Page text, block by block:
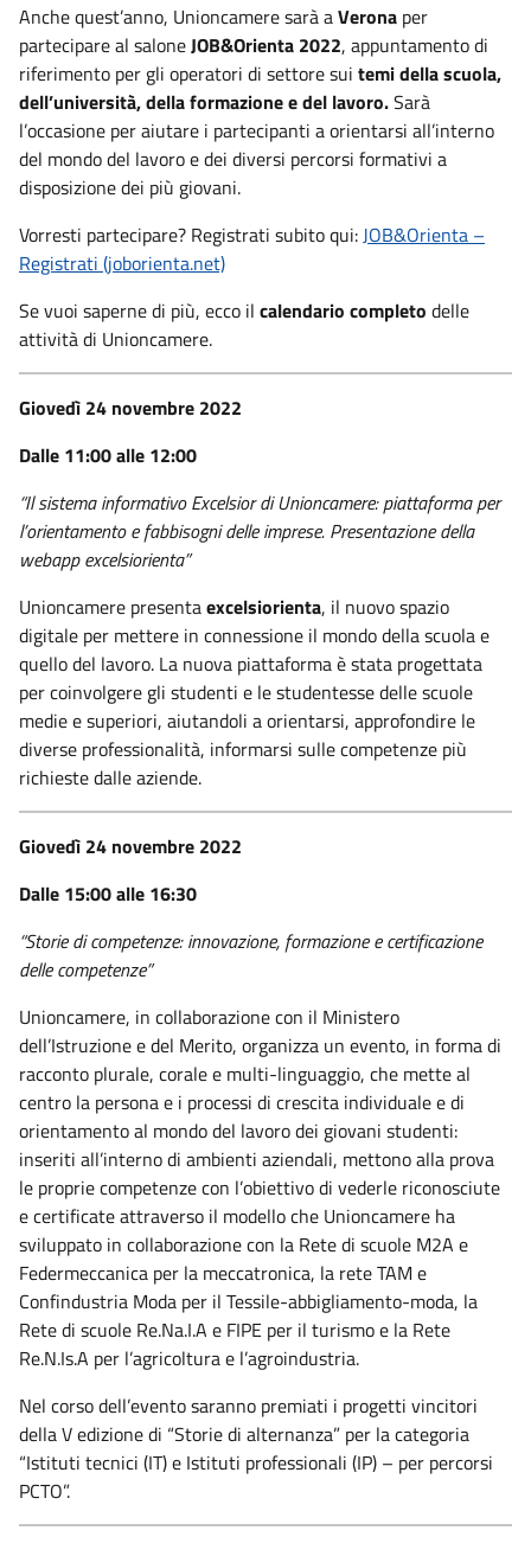
Anche quest’anno, Unioncamere sarà aVerona per
partecipare al saloneJOB&Orienta 2022, appuntamento di
riferimento per gli operatori di settore sui temi della scuola,
dell’università, della formazione e del lavoro.Sarà
l’occasione per aiutare i partecipanti a orientarsi all’interno
del mondo del lavoro e dei diversi percorsi formativi a
disposizione dei più giovani.
Vorresti partecipare? Registrati subito qui:JOB&Orienta –
Registrati (joborienta.net)
Se vuoi saperne di più, ecco il calendario completo delle
attività di Unioncamere.
Giovedì 24 novembre 2022
Dalle 11:00 alle 12:00
“Il sistema informativo Excelsior di Unioncamere: piattaforma per
l’orientamento e fabbisogni delle imprese. Presentazione della
webapp excelsiorienta”
Unioncamere presentaexcelsiorienta, il nuovo spazio
digitale per mettere in connessione il mondo della scuola e
quello del lavoro. La nuova piattaforma è stata progettata
per coinvolgere gli studenti e le studentesse delle scuole
medie e superiori, aiutandoli a orientarsi, approfondire le
diverse professionalità, informarsi sulle competenze più
richieste dalle aziende.
Giovedì 24 novembre 2022
Dalle 15:00 alle 16:30
“Storie di competenze: innovazione, formazione e certificazione
delle competenze”
Unioncamere, in collaborazione con il Ministero
dell’Istruzione e del Merito, organizza un evento, in forma di
racconto plurale, corale e multi-linguaggio, che mette al
centro la persona e i processi di crescita individuale e di
orientamento al mondo del lavoro dei giovani studenti:
inseriti all’interno di ambienti aziendali, mettono alla prova
le proprie competenze con l’obiettivo di vederle riconosciute
e certificate attraverso il modello che Unioncamere ha
sviluppato in collaborazione con la Rete di scuole M2A e
Federmeccanica per la meccatronica, la rete TAM e
Confindustria Moda per il Tessile-abbigliamento-moda, la
Rete di scuole Re.Na.I.A e FIPE per il turismo e la Rete
Re.N.Is.A per l’agricoltura e l’agroindustria.
Nel corso dell’evento saranno premiati i progetti vincitori
della V edizione di “Storie di alternanza” per la categoria
“Istituti tecnici (IT) e Istituti professionali (IP) – per percorsi
PCTO”.